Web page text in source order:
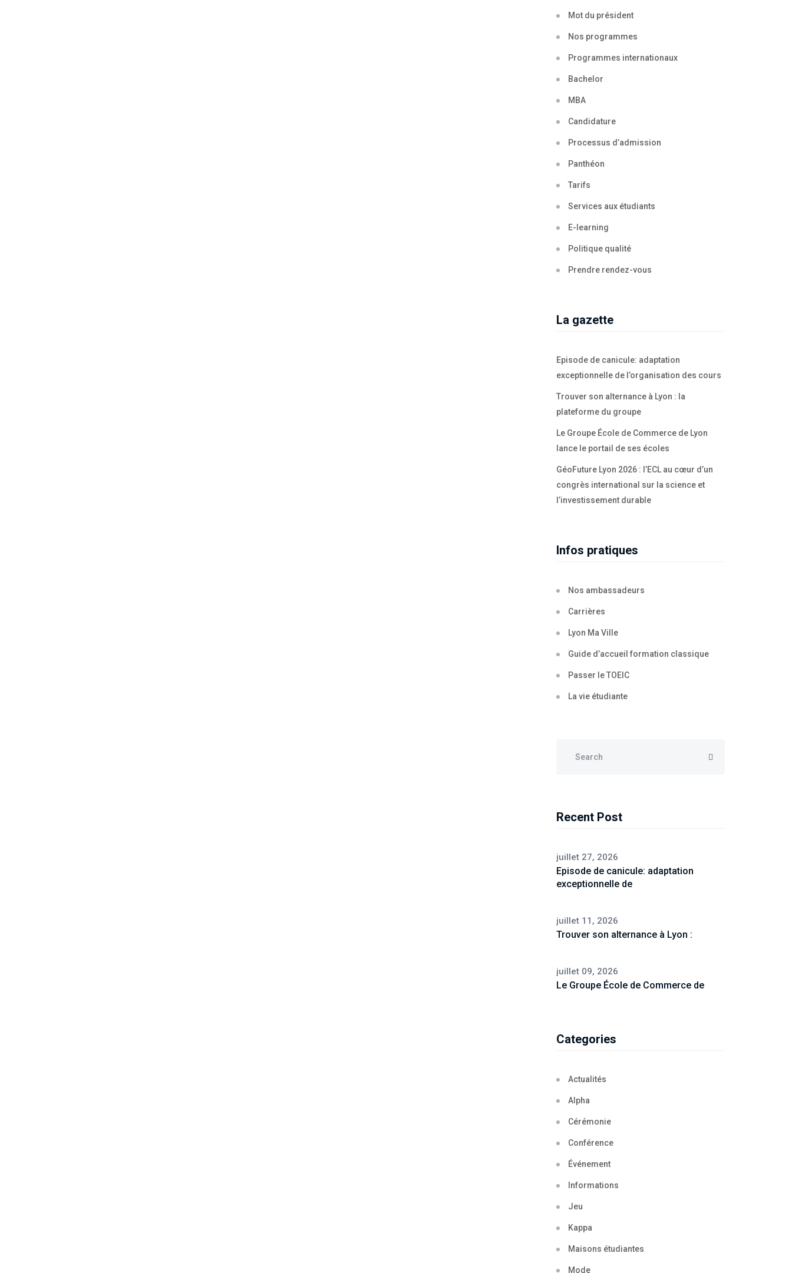
Mot du président
Nos programmes
Programmes internationaux
Bachelor
MBA
Candidature
Processus d’admission
Panthéon
Tarifs
Services aux étudiants
E-learning
Politique qualité
Prendre rendez-vous
La gazette
Episode de canicule: adaptation
exceptionnelle de l’organisation des cours
Trouver son alternance à Lyon : la
plateforme du groupe
Le Groupe École de Commerce de Lyon
lance le portail de ses écoles
GéoFuture Lyon 2026 : l’ECL au cœur d’un
congrès international sur la science et
l’investissement durable
Infos pratiques
Nos ambassadeurs
Carrières
Lyon Ma Ville
Guide d’accueil formation classique
Passer le TOEIC
La vie étudiante
Recent Post
juillet 27, 2026
Episode de canicule: adaptation
exceptionnelle de
juillet 11, 2026
Trouver son alternance à Lyon :
juillet 09, 2026
Le Groupe École de Commerce de
Categories
Actualités
Alpha
Cérémonie
Conférence
Événement
Informations
Jeu
Kappa
Maisons étudiantes
Mode